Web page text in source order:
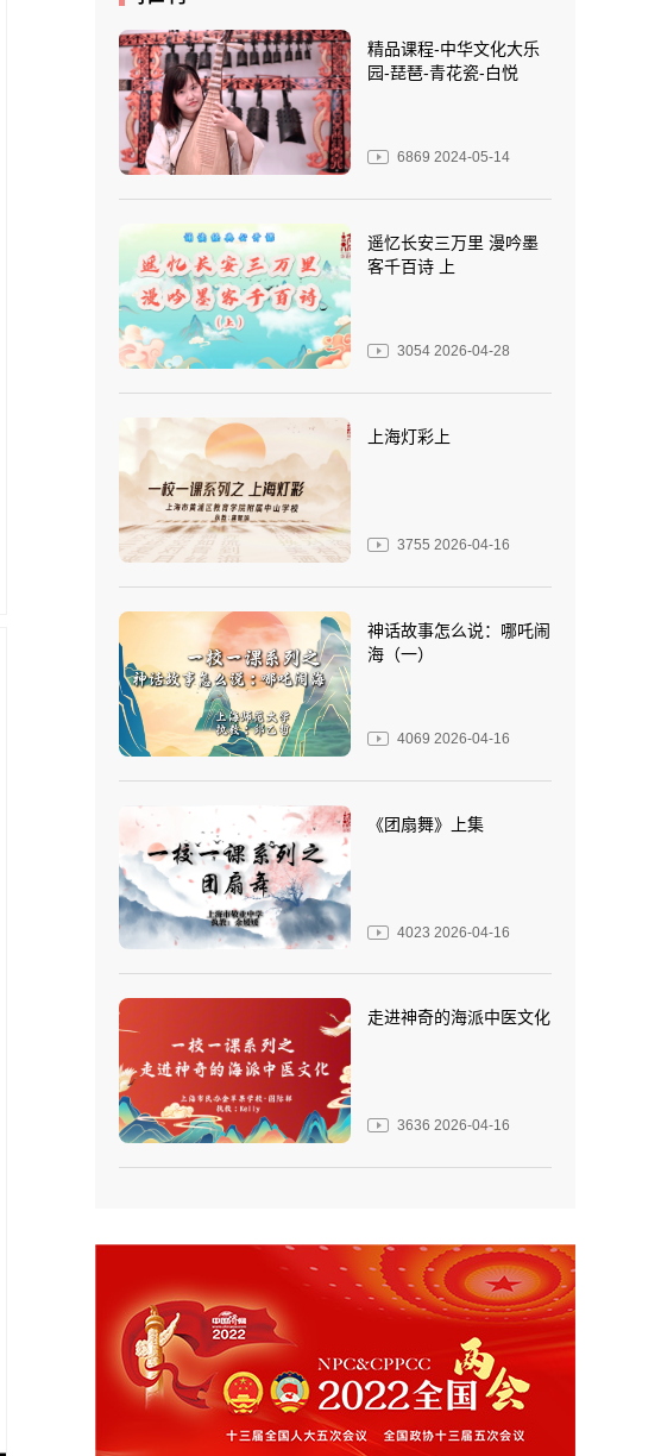
精品课程-中华文化大乐
园-琵琶-青花瓷-白悦
6869 2024-05-14
遥忆长安三万里 漫吟墨
客千百诗 上
3054 2026-04-28
上海灯彩上
3755 2026-04-16
神话故事怎么说：哪吒闹
海（一）
4069 2026-04-16
《团扇舞》上集
4023 2026-04-16
走进神奇的海派中医文化
3636 2026-04-16